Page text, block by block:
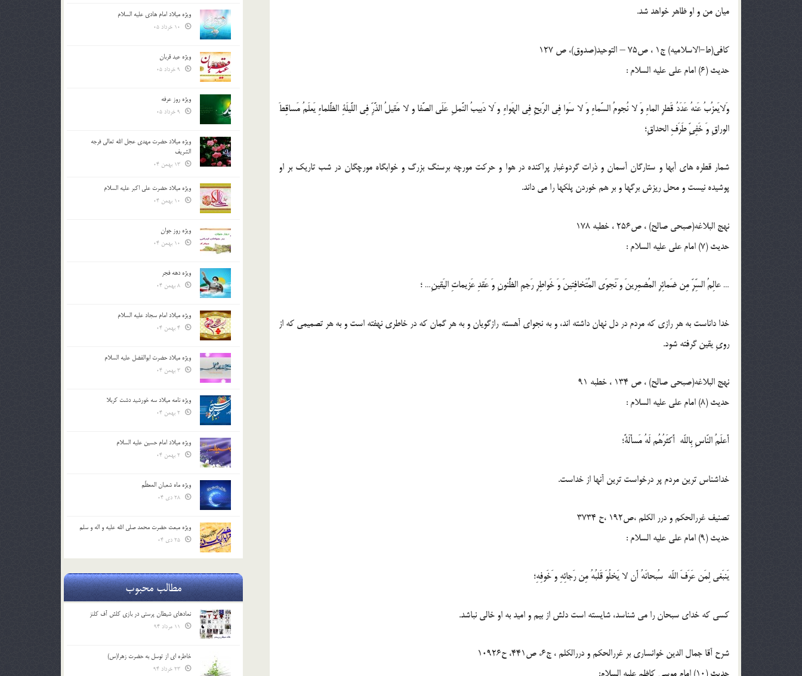
ميان من و او ظاهر خواهد شد.
کافی(ط-الاسلامیه) ج1 ، ص75 – التوحيد(صدوق)، ص 127
حدیث (6) امام على عليه السلام :
وَلايَعزُبُ عَنهُ عَدَدُ قَطرِ الماءِ وَ لا نُجومُ السَّماءِ وَ لا سَوا فِى الرّيحِ فِى الهَواءِ و َلا دَبيبُ النَّملِ عَلَى الصَّفا و لا مَقيلُ الذَّرِّ فِى اللَّيلَةِ الظَّلماءِ يَعلَمُ مَساقِطَ
الوراقِ وَ خَفِىِّ طَرَفِ الحداقِ؛
شمار قطره هاى آبها و ستارگان آسمان و ذرات گردوغبار پراكنده در هوا و حركت مورچه برسنگ بزرگ و خوابگاه مورچگان در شب تاريك بر او
پوشيده نيست و محل ريزش برگها و بر هم خوردن پلكها را مى داند.
نهج البلاغه(صبحی صالح) ، ص256 ، خطبه 178
حدیث (7) امام على عليه السلام :
… عالِمُ السِّرِّ مِن ضَمائِرِ المُضمِرينَ و َنَجوَى المُتَخافِتينَ وَ خَواطِرِ رَجمِ الظُّنونِ وَ عَقدِ عَزيماتِ اليَقينِ… ؛
خدا داناست به هر رازى كه مردم در دل نهان داشته اند، و به نجواى آهسته رازگويان و به هر گمان كه در خاطرى نهفته است و به هر تصميمى كه از
روىِ يقين گرفته شود.
نهج البلاغه(صبحی صالح) ، ص 134 ، خطبه 91
حدیث (8) امام على عليه السلام :
أَعلَمُ النّاسِ بِاللّه أَكثَرُهُم لَهُ مَسأَلَةً؛
خداشناس ترين مردم پر درخواست ترين آنها از خداست.
تصنیف غررالحکم و درر الکلم ،ص192 ،ح 3734
حدیث (9) امام على عليه السلام :
يَنبَغى لِمَن عَرَفَ اللّه سُبحانَهُ أَن لا يَخلُوَ قَلبُهُ مِن رَجائِهِ و َخَوفِهِ؛
كسى كه خداى سبحان را مى شناسد، شايسته است دلش از بيم و اميد به او خالى نباشد.
شرح آقا جمال الدین خوانساری بر غررالحکم و دررالکلم ، ج6، ص441، ح10926
ویژه میلاد امام هادی علیه السلام
ویژه عید قربان
ویژه روز عرفه
ویژه میلاد حضرت مهدی عجل الله تعالی فرجه
الشريف
ویژه میلاد حضرت علی اکبر علیه السلام
ویژه روز جوان
ویژه دهه فجر
ویژه میلاد امام سجاد علیه السلام
ویژه میلاد حضرت ابوالفضل علیه السلام
ویژه نامه میلاد سه خورشید دشت کربلا
ویژه میلاد امام حسین علیه السلام
ویژه ماه شعبان المعظّم
ویژه مبعث حضرت محمد صلی الله علیه و اله و سلم
مطالب محبوب
نمادهای شیطان پرستی در بازی کلش آف کلنز
خاطره ای از توسل به حضرت زهرا(س)